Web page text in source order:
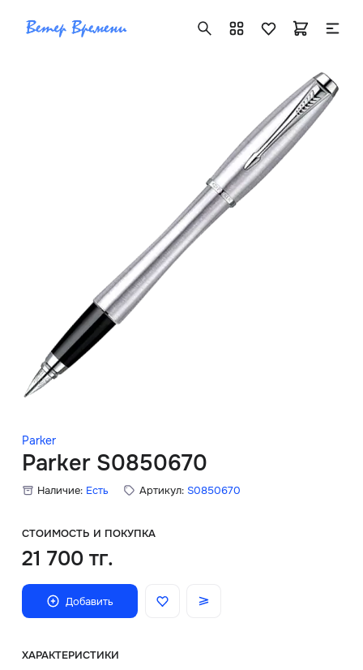
Parker
Parker S0850670
Наличие: Есть Артикул: S0850670
СТОИМОСТЬ И ПОКУПКА
21 700 тг.
Добавить
ХАРАКТЕРИСТИКИ
+7 ( 705 ) 181-42-50
info@vetervremeni.kz
Авторизация
Каталог
Мужские часы
Главная
О нас